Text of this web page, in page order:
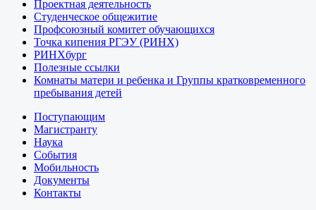
Проектная деятельность
Студенческое общежитие
Профсоюзный комитет обучающихся
Точка кипения РГЭУ (РИНХ)
РИНХбург
Полезные ссылки
Комнаты матери и ребенка и Группы кратковременного
пребывания детей
Поступающим
Магистранту
Наука
События
Мобильность
Документы
Контакты